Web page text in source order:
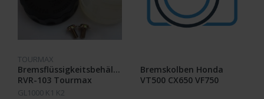
TOURMAX
Bremsflüssigkeitsbehälter
RVR-103 Tourmax
GL1000 K1 K2
Bremskolben Honda
VT500 CX650 VF750